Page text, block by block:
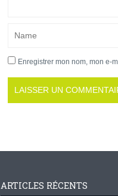
Enregistrer mon nom, mon e-
ARTICLES RÉCENTS